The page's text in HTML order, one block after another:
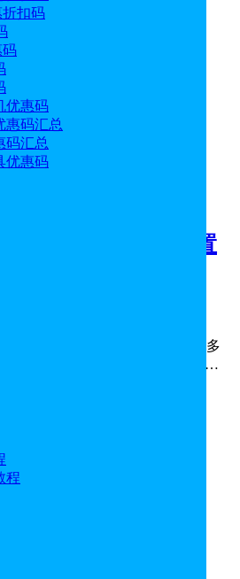
折扣码
码
优惠码
惠码汇总
码汇总
优惠码
程
教程
页面（page）添加设置
关于我们页面、联系我们页面等多
能马虎，否则会影响到客户对站…
品添加操作教程